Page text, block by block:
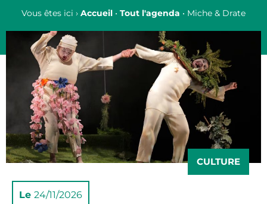
Vous êtes ici › Accueil • Tout l'agenda • Miche & Drate
CULTURE
Le 24/11/2026